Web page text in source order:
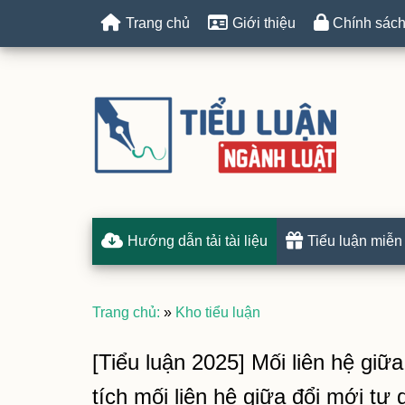
Trang chủ Giới thiệu Chính
Hướng dẫn tải tài liệu Tiểu luận miễn
Trang chủ: » Kho tiểu luận
[Tiểu luận 2025] Mối liên hệ
tích mối liên hệ giữa đổi mới tư